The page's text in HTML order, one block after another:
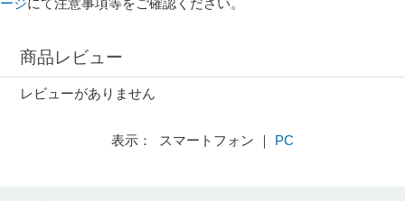
商品レビュー
レビューがありません
表示： スマートフォン ｜ PC